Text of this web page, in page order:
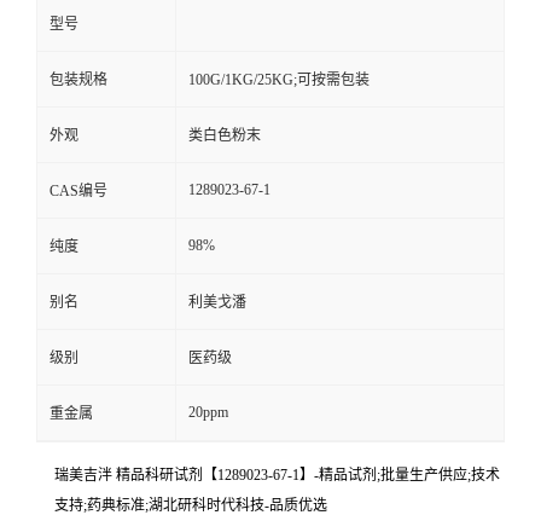
型号
包装规格 100G/1KG/25KG;可按需包装
外观 类白色粉末
CAS编号 1289023-67-1
纯度 98%
别名 利美戈潘
级别 医药级
重金属 20ppm
瑞美吉泮 精品科研试剂【1289023-67-1】-精品试剂;批量生产供应;技术
支持;药典标准;湖北研科时代科技-品质优选